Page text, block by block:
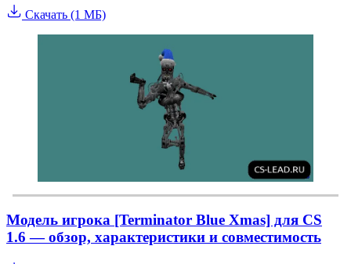
Скачать (1 МБ)
Модель игрока [Terminator Blue Xmas] для CS
1.6 — обзор, характеристики и совместимость